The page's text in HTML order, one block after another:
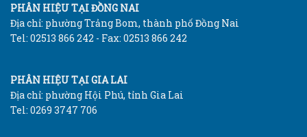
PHÂN HIỆU TẠI ĐỒNG NAI
Địa chỉ: phường Trảng Bom, thành phố Đồng Nai
Tel: 02513 866 242 - Fax: 02513 866 242
PHÂN HIỆU TẠI GIA LAI
Địa chỉ: phường Hội Phú, tỉnh Gia Lai
Tel: 0269 3747 706